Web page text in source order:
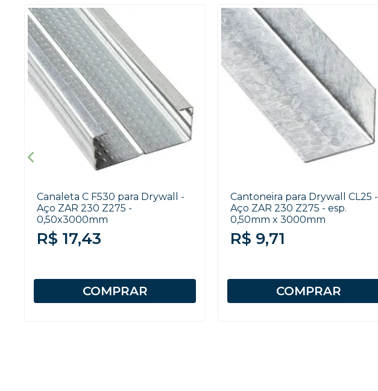
Canaleta C F530 para Drywall -
Aço ZAR 230 Z275 -
0,50x3000mm
R$ 17,43
COMPRAR
Cantoneira para Drywall CL25 -
Aço ZAR 230 Z275 - esp.
0,50mm x 3000mm
R$ 9,71
COMPRAR